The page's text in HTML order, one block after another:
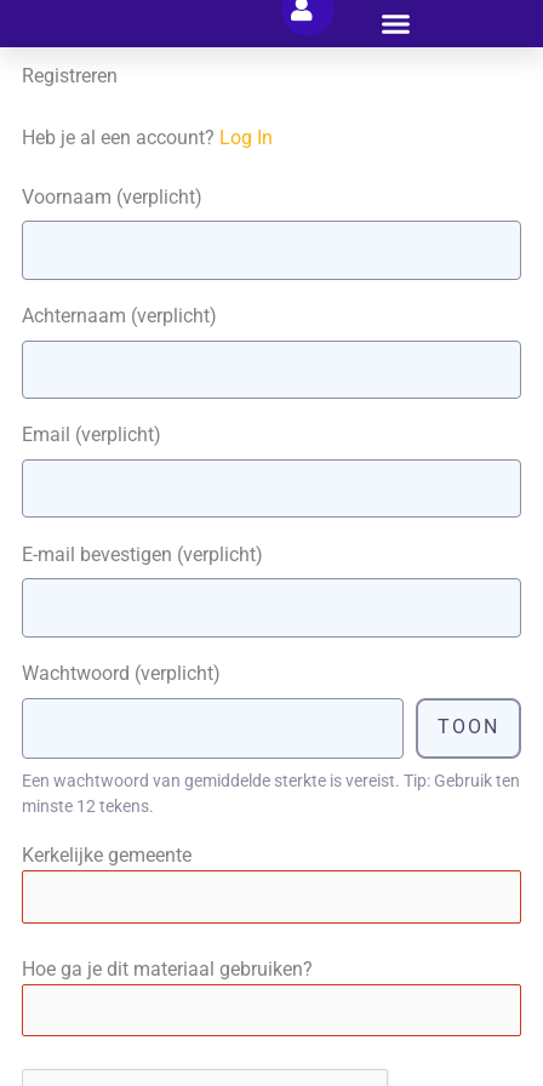
naar
Registreren
Heb je al een account? Log In
Voornaam (verplicht)
Achternaam (verplicht)
Email (verplicht)
E-mail bevestigen (verplicht)
Wachtwoord (verplicht)
TOON
Een wachtwoord van gemiddelde sterkte is vereist. Tip: Gebruik ten
minste 12 tekens.
Kerkelijke gemeente
Hoe ga je dit materiaal gebruiken?